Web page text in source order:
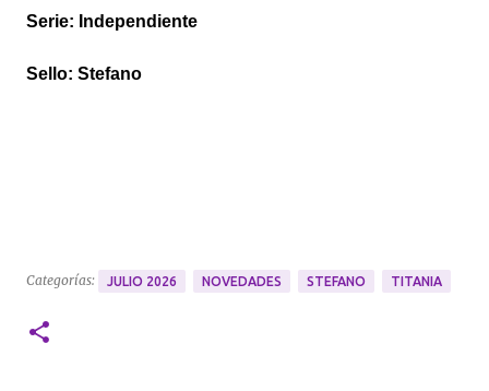
Serie: Independiente
Sello: Stefano
Categorías: JULIO 2026 NOVEDADES STEFANO TITANIA